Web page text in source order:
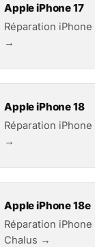
Apple iPhone 17
Réparation iPhone
→
Apple iPhone 18
Réparation iPhone
→
Apple iPhone 18e
Réparation iPhone
Chalus →